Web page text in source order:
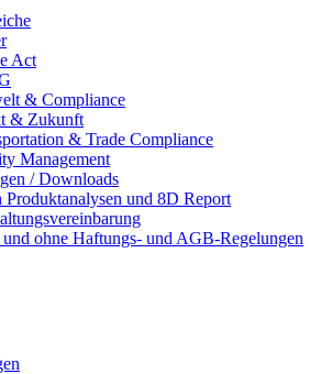
Act
& Compliance
& Zukunft
& Trade Compliance
Management
/ Downloads
Produktanalysen und 8D Report
ohne Haftungs- und AGB-Regelungen